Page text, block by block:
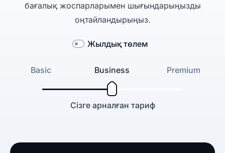
бағалық жоспарларымен шығындарыңызды
оңтайландырыңыз.
Basic Business Premium
Сізге арналған тариф
Жылдық төлем